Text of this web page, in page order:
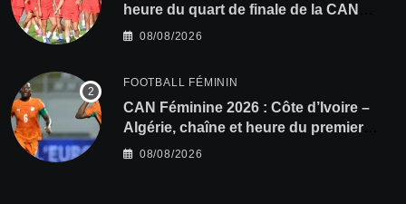
heure du quart de finale de la CAN
Féminine 2026
08/08/2026
FOOTBALL FÉMININ
CAN Féminine 2026 : Côte d’Ivoire –
Algérie, chaîne et heure du premier
quart de finale
08/08/2026